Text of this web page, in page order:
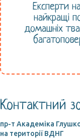
Експерти
найкращі
домашніх
Контактний
пр-т Академіка
на території ВДНГ